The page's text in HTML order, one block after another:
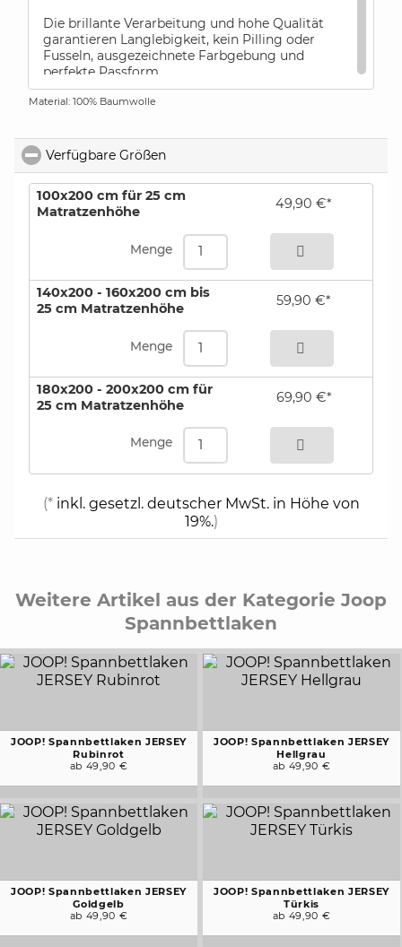
Die brillante Verarbeitung und hohe Qualität
garantieren Langlebigkeit, kein Pilling oder
Fusseln, ausgezeichnete Farbgebung und
perfekte Passform.
Joop! Spannbettlaken sind für eine
sehr pflegeleicht. Verleihen Sie Ihrem
Schlafzimmer einen eleganten Touch und edle
werden mit Rundum-Gummi gefertigt.
Qualität:Mako-Jersey
waschbar bis zu 60°, trocknergeeignet
Material: 100% Baumwolle
Verfügbare Größen
100x200 cm für 25 cm
Matratzenhöhe
Menge
49,90 €*
140x200 - 160x200 cm bis
25 cm Matratzenhöhe
Menge
59,90 €*
180x200 - 200x200 cm für
25 cm Matratzenhöhe
Menge
69,90 €*
(*inkl. gesetzl. deutscher MwSt. in Höhe von
19%.)
Weitere Artikel aus der Kategorie Joop
Spannbettlaken
JOOP! Spannbettlaken JERSEY
Rubinrot
ab 49,90 €
JOOP! Spannbettlaken JERSEY
Hellgrau
ab 49,90 €
JOOP! Spannbettlaken JERSEY
Goldgelb
ab 49,90 €
JOOP! Spannbettlaken JERSEY
Türkis
ab 49,90 €